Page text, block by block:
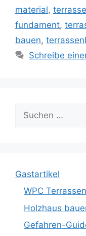
material,
fundament,
bauen,
Schreibe
nach:
Gastartikel
WPC
Holzhaus
Gefahren-